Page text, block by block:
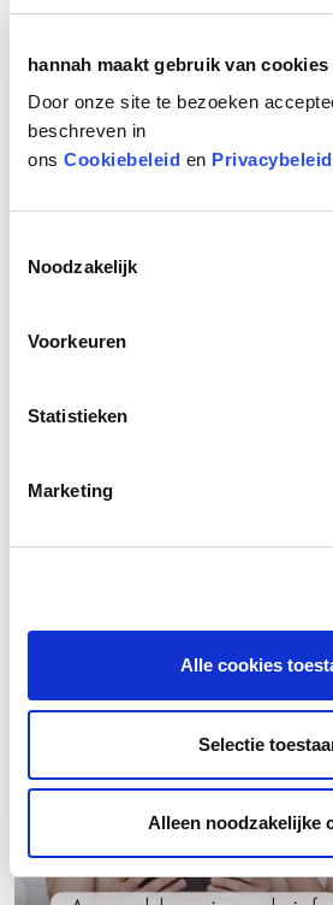
hannah maakt gebruik van cookies
Door onze site te bezoeken
beschreven in
ons Cookiebeleid en Privacybeleid
Noodzakelijk
Voorkeuren
Statistieken
Marketing
Alle cookies
Selectie
Alleen noodzakelijke
Share your love, een origineel
Stralend nieuws
hannah blog
Smeren kun je leren ☀️